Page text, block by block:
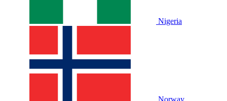
Nigeria
Norway